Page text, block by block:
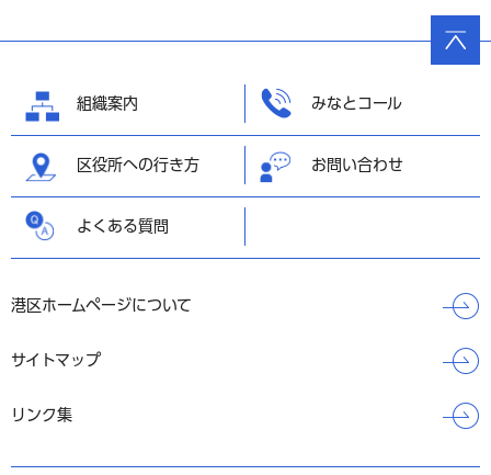
組織案内 みなとコール
区役所への行き方 お問い合わせ
よくある質問
港区ホームページについて
サイトマップ
リンク集
ページ
の先頭